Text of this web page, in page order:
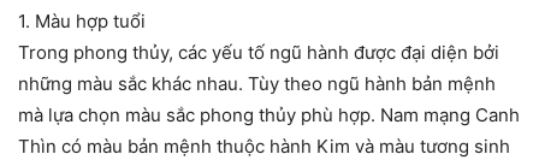
1. Màu hợp tuổi
Trong phong thủy, các yếu tố ngũ hành được đại diện bởi
những màu sắc khác nhau. Tùy theo ngũ hành bản mệnh
mà lựa chọn màu sắc phong thủy phù hợp. Nam mạng Canh
Thìn có màu bản mệnh thuộc hành Kim và màu tương sinh